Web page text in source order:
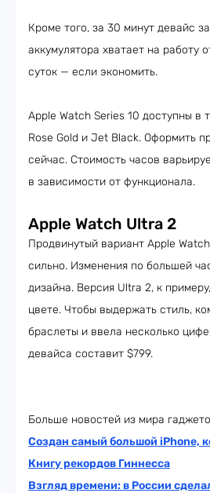
Кроме того, за 30 минут девайс
аккумулятора хватает на работу
суток — если экономить.
Apple Watch Series 10 доступны в
Rose Gold и Jet Black. Оформить
сейчас. Стоимость часов
в зависимости от функционала.
Apple Watch Ultra 2
Продвинутый вариант Apple
сильно. Изменения по большей
дизайна. Версия Ultra 2, к
цвете. Чтобы выдержать стиль,
браслеты и ввела несколько
девайса составит $799.
Больше новостей из мира
Создан самый большой iPhone,
Книгу рекордов Гиннесса
Взгляд времени: в России